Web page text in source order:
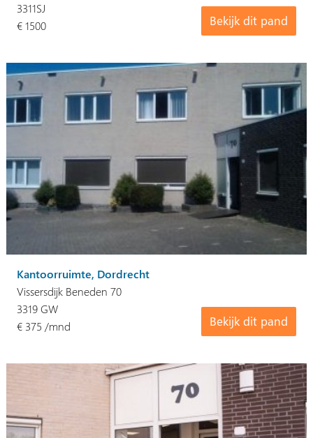
Bekijk dit pand
3311SJ
€ 1500
Kantoorruimte, Dordrecht
Vissersdijk Beneden 70
Bekijk dit pand
3319 GW
€ 375 /mnd